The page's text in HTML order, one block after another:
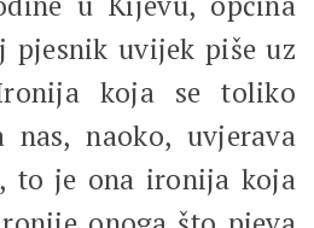
pjesnik uvijek piše uz
koja se toliko
naoko, uvjerava
to je ona ironija koja